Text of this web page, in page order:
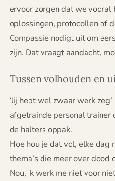
ervoor zorgen dat we vooral
oplossingen, protocollen of
Compassie nodigt uit om
zijn. Dat vraagt aandacht,
Tussen volhouden en
‘Jij hebt wel zwaar werk
afgetrainde personal trainer
de halters oppak.
Hoe hou je dat vol, elke dag
thema’s die meer over dood
Nou, ik werk me niet voor